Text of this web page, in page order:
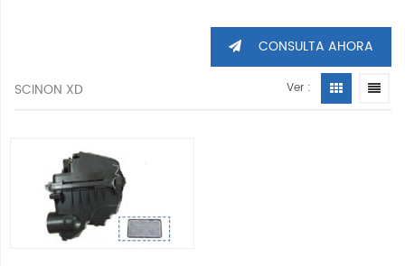
CONSULTA AHORA
SCINON XD Ver :